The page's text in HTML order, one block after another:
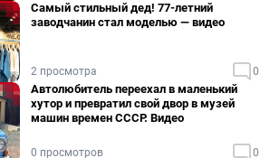
Самый стильный дед! 77-летний
заводчанин стал моделью — видео
2 просмотра 0
Автолюбитель переехал в маленький
хутор и превратил свой двор в музей
машин времен СССР. Видео
0 просмотров 0